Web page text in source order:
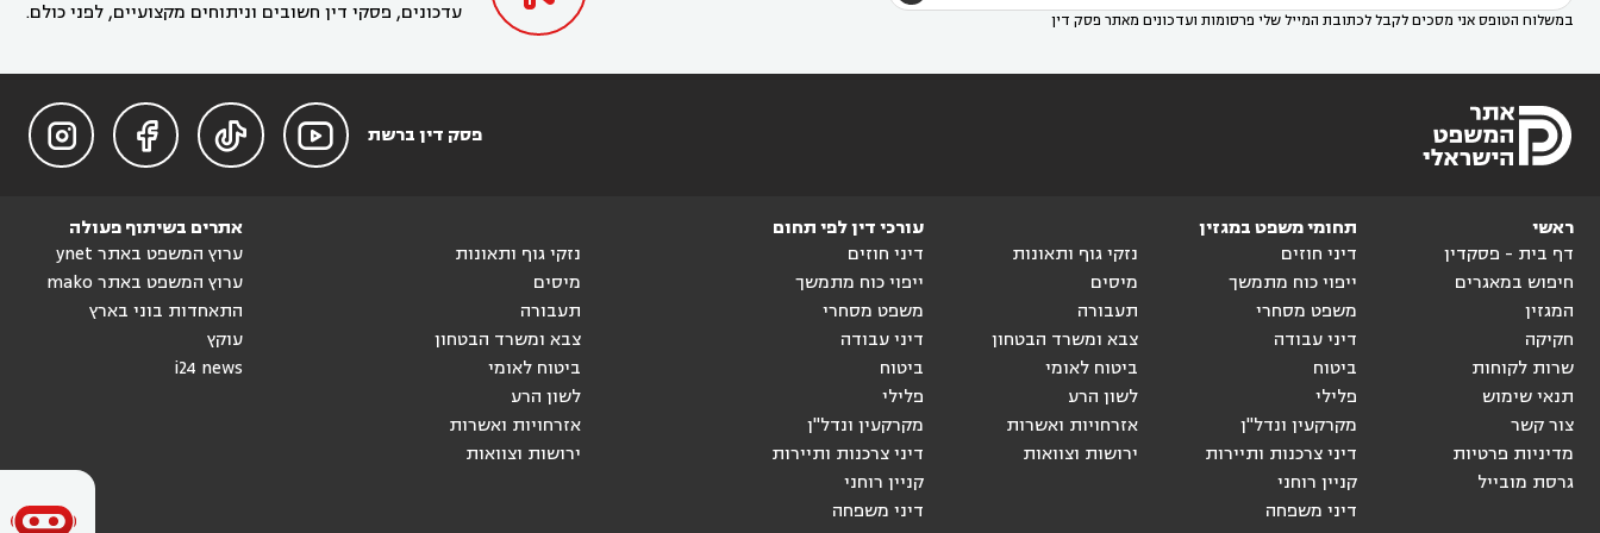
עדכונים, פסקי דין חשובים וניתוחים מקצועיים, לפני כולם.
במשלוח הטופס אני מסכים לקבל לכתובת המייל שלי פרסומות ועדכונים מאתר פסק דין
פסק דין ברשת 



ראשי
דף בית - פסקדין
חיפוש במאגרים
המגזין
חקיקה
שרות לקוחות
תנאי שימוש
צור קשר
מדיניות פרטיות
גרסת מובייל
תחומי משפט במגזין
דיני חוזים
ייפוי כוח מתמשך
משפט מסחרי
דיני עבודה
ביטוח
פלילי
מקרקעין ונדל"ן
דיני צרכנות ותיירות
קניין רוחני
דיני משפחה
נזקי גוף ותאונות
מיסים
תעבורה
צבא ומשרד הבטחון
ביטוח לאומי
לשון הרע
אזרחויות ואשרות
ירושות וצוואות
עורכי דין לפי תחום
דיני חוזים
ייפוי כוח מתמשך
משפט מסחרי
דיני עבודה
ביטוח
פלילי
מקרקעין ונדל"ן
דיני צרכנות ותיירות
קניין רוחני
דיני משפחה
נזקי גוף ותאונות
מיסים
תעבורה
צבא ומשרד הבטחון
ביטוח לאומי
לשון הרע
אזרחויות ואשרות
ירושות וצוואות
אתרים בשיתוף פעולה
ערוץ המשפט באתר ynet
ערוץ המשפט באתר mako
התאחדות בוני בארץ
עוקץ
i24 news